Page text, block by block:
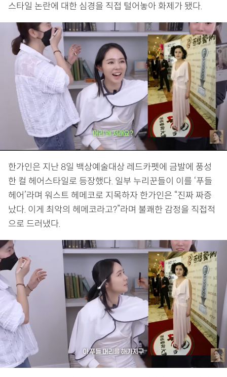
스타일 논란에 대한 심경을 직접 털어놓아 화제가 됐다.
한가인은 지난 8일 백상예술대상 레드카펫에 금발에 풍성
한 컬 헤어스타일로 등장했다. 일부 누리꾼들이 이를 ‘푸들
헤어’라며 워스트 헤메코로 지목하자 한가인은 “진짜 짜증
났다. 이게 최악의 헤메코라고?”라며 불쾌한 감정을 직접적
으로 드러냈다.